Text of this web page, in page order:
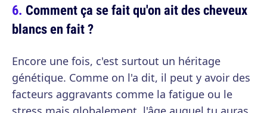
Comment ça se fait qu'on ait des cheveux
blancs en fait ?
Encore une fois, c'est surtout un héritage
génétique. Comme on l'a dit, il peut y avoir des
facteurs aggravants comme la fatigue ou le